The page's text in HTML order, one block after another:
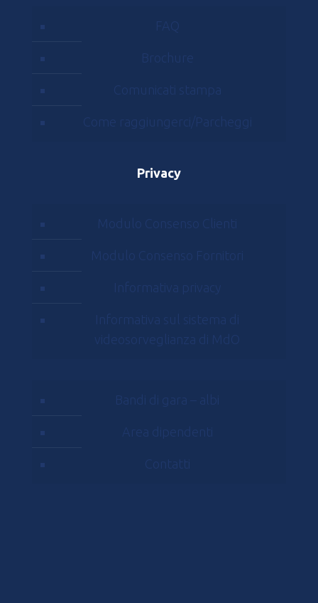
FAQ
Brochure
Comunicati stampa
Come raggiungerci/Parcheggi
Privacy
Modulo Consenso Clienti
Modulo Consenso Fornitori
Informativa privacy
Informativa sul sistema di
videosorveglianza di MdO
Bandi di gara – albi
Area dipendenti
Contatti